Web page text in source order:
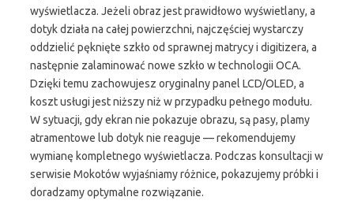
wyświetlacza. Jeżeli obraz jest prawidłowo wyświetlany, a
dotyk działa na całej powierzchni, najczęściej wystarczy
oddzielić pęknięte szkło od sprawnej matrycy i digitizera, a
następnie zalaminować nowe szkło w technologii OCA.
Dzięki temu zachowujesz oryginalny panel LCD/OLED, a
koszt usługi jest niższy niż w przypadku pełnego modułu.
W sytuacji, gdy ekran nie pokazuje obrazu, są pasy, plamy
atramentowe lub dotyk nie reaguje — rekomendujemy
wymianę kompletnego wyświetlacza. Podczas konsultacji w
serwisie Mokotów wyjaśniamy różnice, pokazujemy próbki i
doradzamy optymalne rozwiązanie.